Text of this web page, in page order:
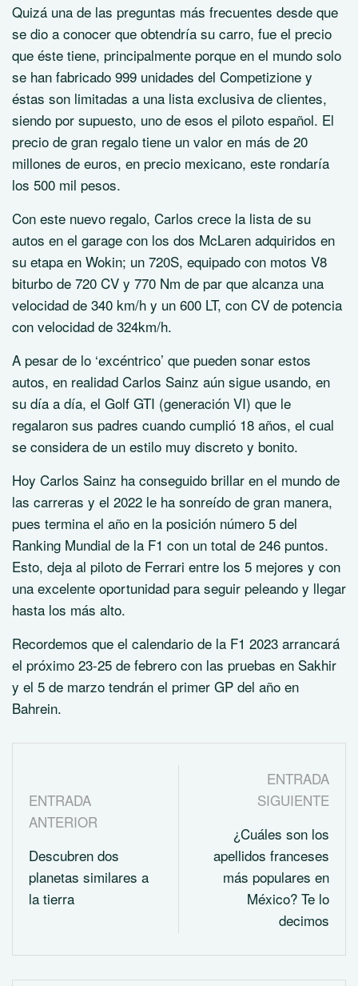
Quizá una de las preguntas más frecuentes desde que
se dio a conocer que obtendría su carro, fue el precio
que éste tiene, principalmente porque en el mundo solo
se han fabricado 999 unidades del Competizione y
éstas son limitadas a una lista exclusiva de clientes,
siendo por supuesto, uno de esos el piloto español. El
precio de gran regalo tiene un valor en más de 20
millones de euros, en precio mexicano, este rondaría
los 500 mil pesos.
Con este nuevo regalo, Carlos crece la lista de su
autos en el garage con los dos McLaren adquiridos en
su etapa en Wokin; un 720S, equipado con motos V8
biturbo de 720 CV y 770 Nm de par que alcanza una
velocidad de 340 km/h y un 600 LT, con CV de potencia
con velocidad de 324km/h.
A pesar de lo ‘excéntrico’ que pueden sonar estos
autos, en realidad Carlos Sainz aún sigue usando, en
su día a día, el Golf GTI (generación VI) que le
regalaron sus padres cuando cumplió 18 años, el cual
se considera de un estilo muy discreto y bonito.
Hoy Carlos Sainz ha conseguido brillar en el mundo de
las carreras y el 2022 le ha sonreído de gran manera,
pues termina el año en la posición número 5 del
Ranking Mundial de la F1 con un total de 246 puntos.
Esto, deja al piloto de Ferrari entre los 5 mejores y con
una excelente oportunidad para seguir peleando y llegar
hasta los más alto.
Recordemos que el calendario de la F1 2023 arrancará
el próximo 23-25 de febrero con las pruebas en Sakhir
y el 5 de marzo tendrán el primer GP del año en
Bahrein.
ENTRADA
ANTERIOR
Descubren dos
planetas similares a
la tierra
ENTRADA
SIGUIENTE
¿Cuáles son los
apellidos franceses
más populares en
México? Te lo
decimos